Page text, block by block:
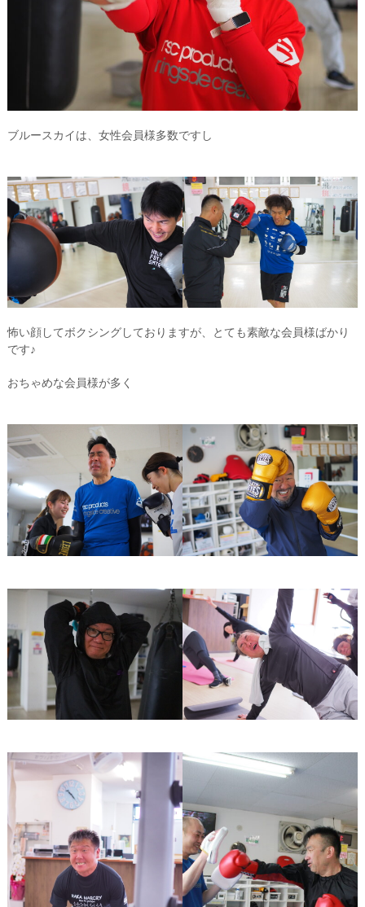
ブルースカイは、女性会員様多数ですし
怖い顔してボクシングしておりますが、とても素敵な会員様ばかり
です♪
おちゃめな会員様が多く